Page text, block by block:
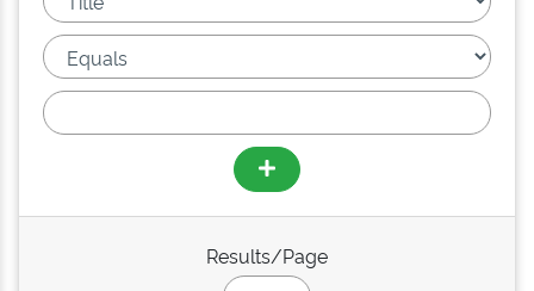
Results/Page